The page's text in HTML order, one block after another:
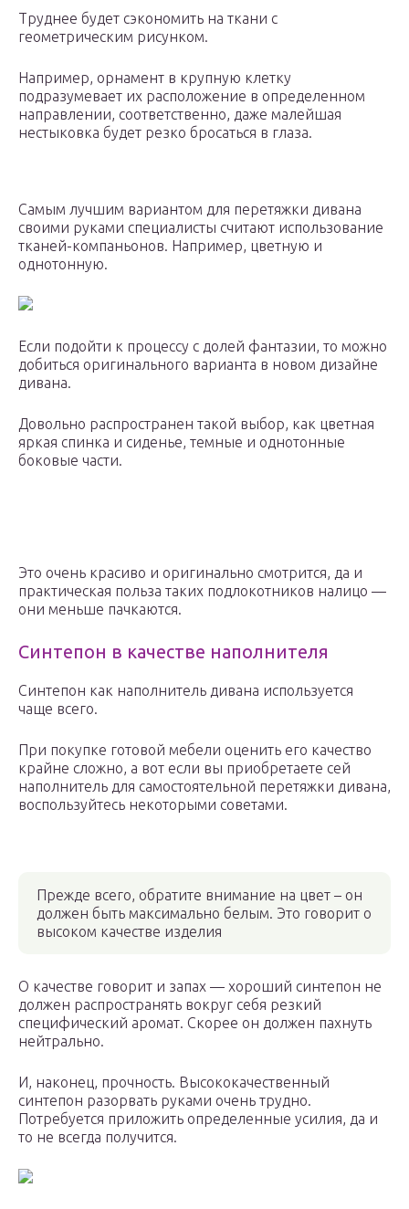
Труднее будет сэкономить на ткани с
геометрическим рисунком.
Например, орнамент в крупную клетку
подразумевает их расположение в определенном
направлении, соответственно, даже малейшая
нестыковка будет резко бросаться в глаза.
Самым лучшим вариантом для перетяжки дивана
своими руками специалисты считают использование
тканей-компаньонов. Например, цветную и
однотонную.
Если подойти к процессу с долей фантазии, то можно
добиться оригинального варианта в новом дизайне
дивана.
Довольно распространен такой выбор, как цветная
яркая спинка и сиденье, темные и однотонные
боковые части.
Это очень красиво и оригинально смотрится, да и
практическая польза таких подлокотников налицо —
они меньше пачкаются.
Синтепон в качестве наполнителя
Синтепон как наполнитель дивана используется
чаще всего.
При покупке готовой мебели оценить его качество
крайне сложно, а вот если вы приобретаете сей
наполнитель для самостоятельной перетяжки дивана,
воспользуйтесь некоторыми советами.
Прежде всего, обратите внимание на цвет – он
должен быть максимально белым. Это говорит о
высоком качестве изделия
О качестве говорит и запах — хороший синтепон не
должен распространять вокруг себя резкий
специфический аромат. Скорее он должен пахнуть
нейтрально.
И, наконец, прочность. Высококачественный
синтепон разорвать руками очень трудно.
Потребуется приложить определенные усилия, да и
то не всегда получится.